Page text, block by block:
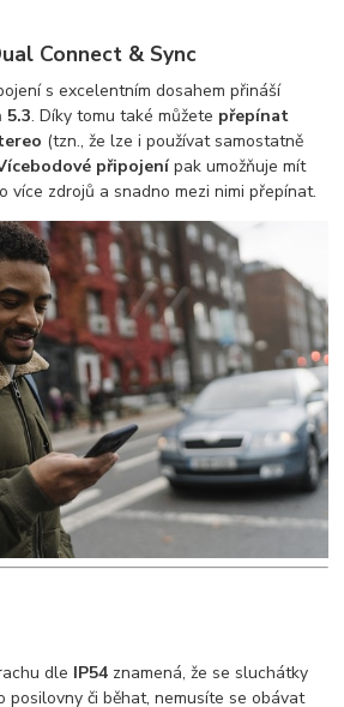
Connect & Sync
s excelentním dosahem přináší
5.3. Díky tomu také můžete přepínat
(tzn., že lze i používat samostatně
připojenípak umožňuje mít
více zdrojů a snadno mezi nimi přepínat.
dle IP54 znamená, že se sluchátky
posilovny či běhat, nemusíte se obávat